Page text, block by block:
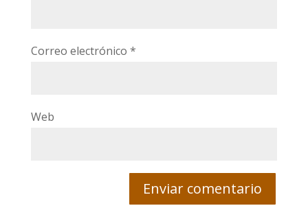
Correo electrónico *
Web